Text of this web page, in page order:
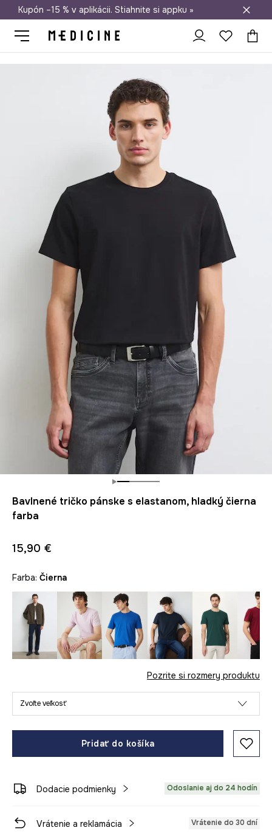
Doprava zadarmo od 50 €
Kupón –15 % v aplikácii. Stiahnite si appku »
Bavlnené tričko pánske s elastanom, hladký čierna
farba
15,90 €
Farba: čierna
Pozrite si rozmery produktu
Zvoľte veľkosť
Pridať do košíka
Dodacie podmienky Odoslanie aj do 24 hodín
Vrátenie a reklamácia Vrátenie do 30 dní